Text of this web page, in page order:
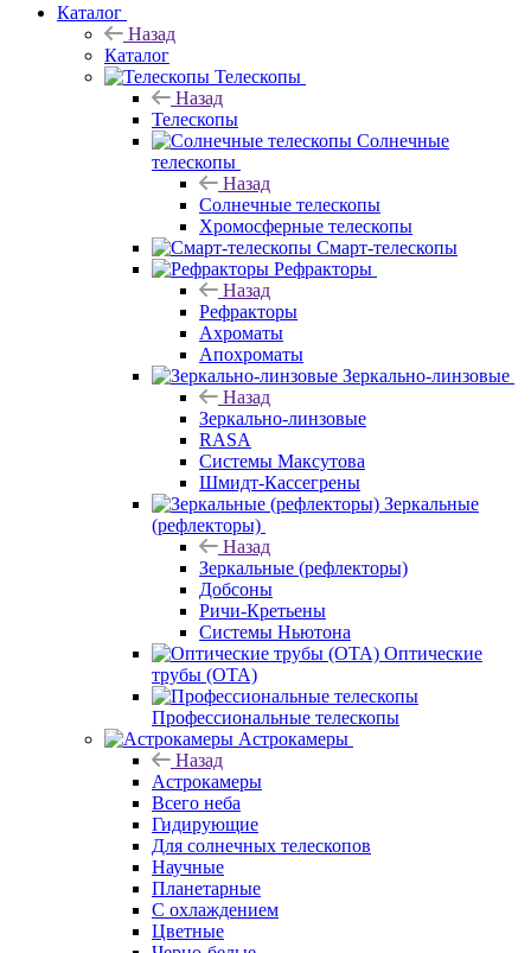
Каталог
Назад
Каталог
Телескопы
Назад
Телескопы
Солнечные
телескопы
Назад
Солнечные телескопы
Хромосферные телескопы
Смарт-телескопы
Рефракторы
Назад
Рефракторы
Ахроматы
Апохроматы
Зеркально-линзовые
Назад
Зеркально-линзовые
RASA
Системы Максутова
Шмидт-Кассегрены
Зеркальные
(рефлекторы)
Назад
Зеркальные (рефлекторы)
Добсоны
Ричи-Кретьены
Системы Ньютона
Оптические
трубы (OTA)
Профессиональные телескопы
Астрокамеры
Назад
Астрокамеры
Всего неба
Гидирующие
Для солнечных телескопов
Научные
Планетарные
С охлаждением
Цветные